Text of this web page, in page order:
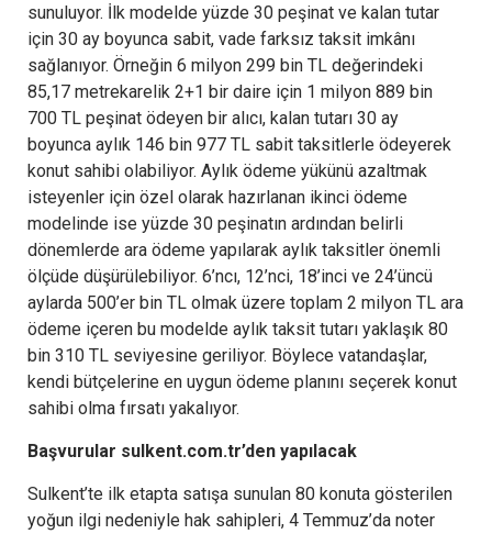
sunuluyor. İlk modelde yüzde 30 peşinat ve kalan tutar
için 30 ay boyunca sabit, vade farksız taksit imkânı
sağlanıyor. Örneğin 6 milyon 299 bin TL değerindeki
85,17 metrekarelik 2+1 bir daire için 1 milyon 889 bin
700 TL peşinat ödeyen bir alıcı, kalan tutarı 30 ay
boyunca aylık 146 bin 977 TL sabit taksitlerle ödeyerek
konut sahibi olabiliyor. Aylık ödeme yükünü azaltmak
isteyenler için özel olarak hazırlanan ikinci ödeme
modelinde ise yüzde 30 peşinatın ardından belirli
dönemlerde ara ödeme yapılarak aylık taksitler önemli
ölçüde düşürülebiliyor. 6’ncı, 12’nci, 18’inci ve 24’üncü
aylarda 500’er bin TL olmak üzere toplam 2 milyon TL ara
ödeme içeren bu modelde aylık taksit tutarı yaklaşık 80
bin 310 TL seviyesine geriliyor. Böylece vatandaşlar,
kendi bütçelerine en uygun ödeme planını seçerek konut
sahibi olma fırsatı yakalıyor.
Başvurular sulkent.com.tr’den yapılacak
Sulkent’te ilk etapta satışa sunulan 80 konuta gösterilen
yoğun ilgi nedeniyle hak sahipleri, 4 Temmuz’da noter